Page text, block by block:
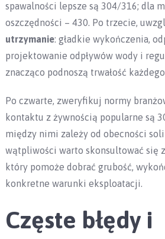
spawalności lepsze są 304/316; dla
oszczędności – 430. Po trzecie,
utrzymanie: gładkie wykończenia,
projektowanie odpływów wody i
znacząco podnoszą trwałość
Po czwarte, zweryfikuj normy
kontaktu z żywnością popularne są
między nimi zależy od obecności
wątpliwości warto skonsultować się
który pomoże dobrać grubość,
konkretne warunki eksploatacji.
Częste błędy i